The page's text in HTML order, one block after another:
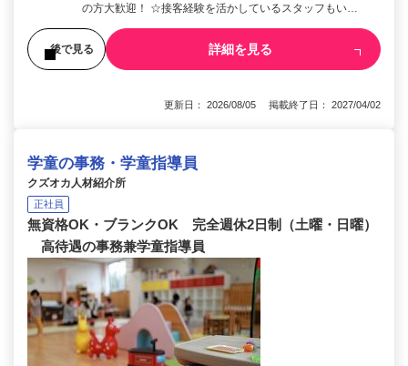
の方大歓迎！ ☆接客経験を活かしているスタッフもい…
後で見る 詳細を見る
更新日： 2026/08/05 掲載終了日： 2027/04/02
学童の事務・学童指導員
クズオカ人材紹介所
正社員
無資格OK・ブランクOK 完全週休2日制（土曜・日曜）
高待遇の事務兼学童指導員